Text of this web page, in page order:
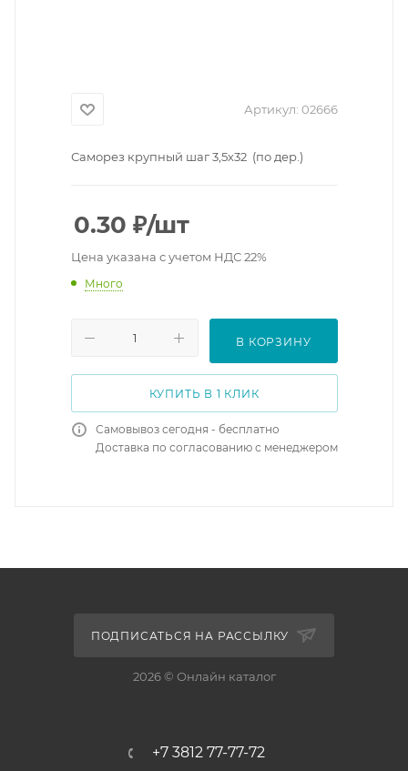
Артикул: 02666
Саморез крупный шаг 3,5х32 (по дер.)
0.30 ₽/шт
Цена указана с учетом НДС 22%
Много
В КОРЗИНУ
КУПИТЬ В 1 КЛИК
Самовывоз сегодня - бесплатно
Доставка по согласованию с менеджером
ПОДПИСАТЬСЯ НА РАССЫЛКУ
2026 © Онлайн каталог
+7 3812 77-77-72